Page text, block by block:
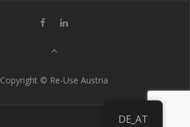
Copyright © Re-Use Austria
DE_AT